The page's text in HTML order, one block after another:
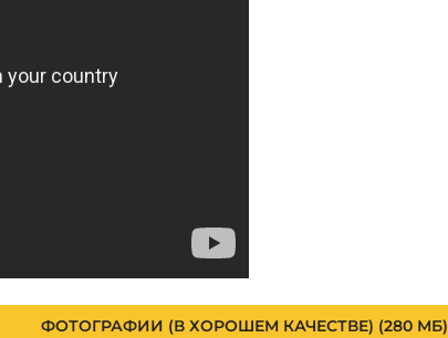
ФОТОГРАФИИ (В ХОРОШЕМ КАЧЕСТВЕ) (280 МБ)